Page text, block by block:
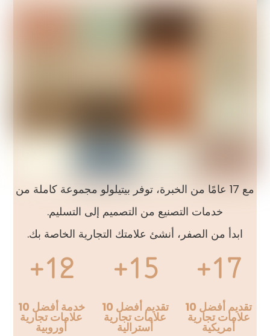
مع 17 عامًا من الخبرة، توفر بيتيلولو مجموعة كاملة من
خدمات التصنيع من التصميم إلى التسليم.
ابدأ من الصفر، أنشئ علامتك التجارية الخاصة بك.
17+
تقديم أفضل 10
علامات تجارية
أمريكية
15+
تقديم أفضل 10
علامات تجارية
أسترالية
12+
خدمة أفضل 10
علامات تجارية
أوروبية